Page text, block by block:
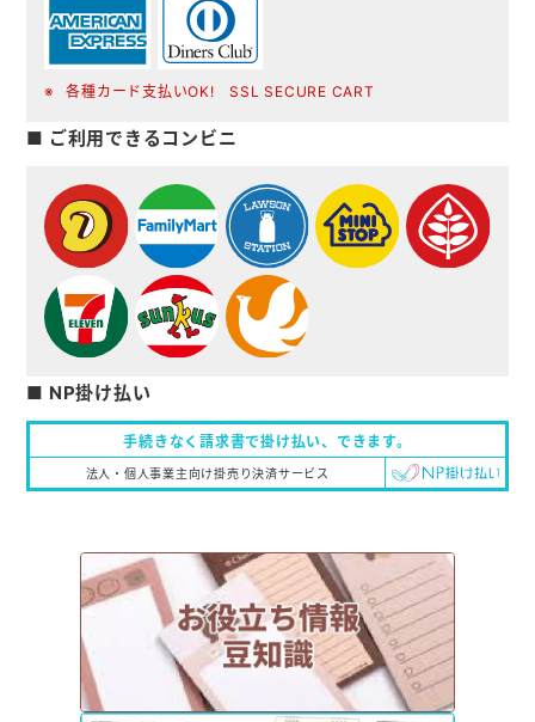
各種カード支払いOK! SSL SECURE CART
■ ご利用できるコンビニ
■ NP掛け払い
手続きなく請求書で掛け払い、 できます。
法人・個人事業主向け掛売り決済サービス